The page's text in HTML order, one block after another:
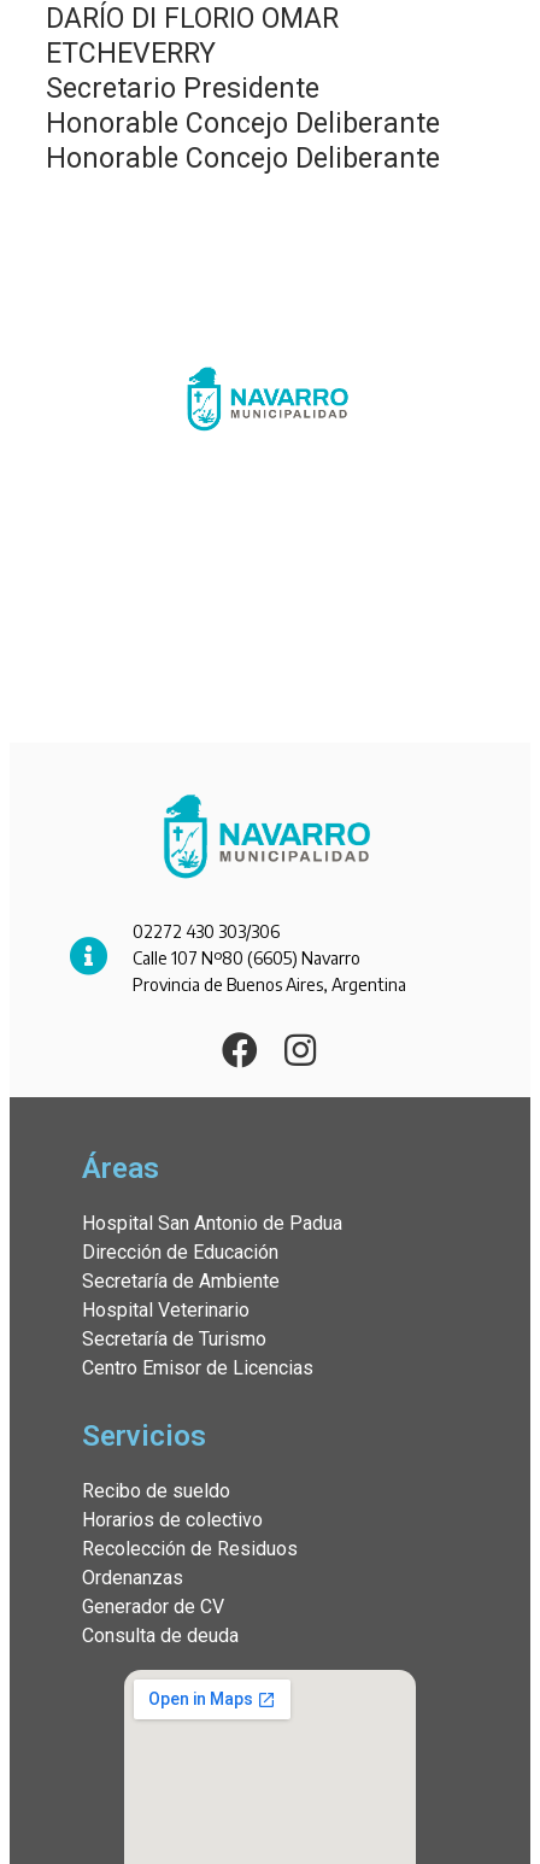
DARÍO DI FLORIO OMAR
ETCHEVERRY
Secretario Presidente
Honorable Concejo Deliberante
Honorable Concejo Deliberante
02272 430 303/306
Calle 107 Nº80 (6605) Navarro
Provincia de Buenos Aires, Argentina
Áreas
Hospital San Antonio de Padua
Dirección de Educación
Secretaría de Ambiente
Hospital Veterinario
Secretaría de Turismo
Centro Emisor de Licencias
Servicios
Recibo de sueldo
Horarios de colectivo
Recolección de Residuos
Ordenanzas
Generador de CV
Consulta de deuda